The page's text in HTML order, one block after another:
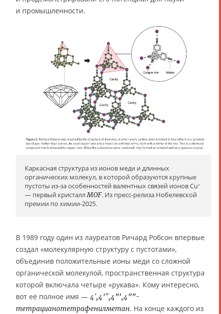
и промышленности.
Каркасная структура из ионов меди и длинных
органических молекул, в которой образуются крупные
пустоты из-за особенностей валентных связей ионов Cu+
— первый кристаллMOF. Из пресс-релиза Нобелевской
премии по химии-2025.
В 1989 году один из лауреатов Ричард Робсон впервые
создал «молекулярную структуру с пустотами»,
объединив положительные ионы меди со сложной
органической молекулой, пространственная структура
которой включала четыре «рукава». Кому интересно,
вот её полное имя — 4′,4’″,4”’,4””-
тетрацианотетрафенилметан. На конце каждого из